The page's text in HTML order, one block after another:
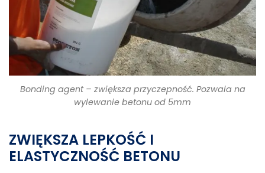
Bonding agent – zwiększa przyczepność. Pozwala na
wylewanie betonu od 5mm
ZWIĘKSZA LEPKOŚĆ I
ELASTYCZNOŚĆ BETONU